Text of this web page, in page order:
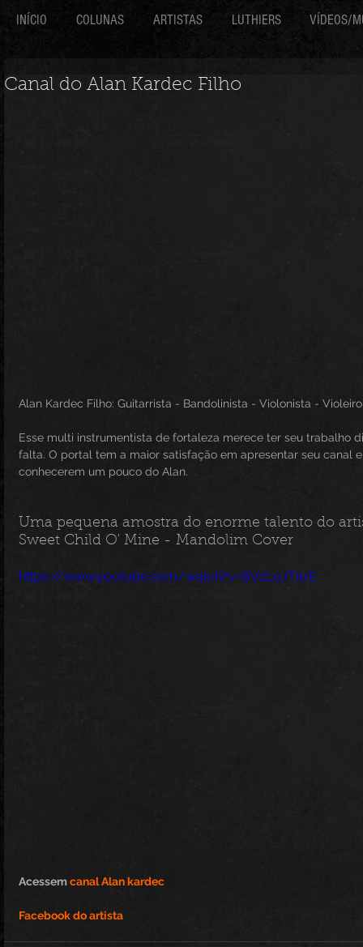
INÍCIO COLUNAS ARTISTAS LUTHIERS VÍDEOS/
Canal do Alan Kardec Filho
Alan Kardec Filho: Guitarrista - Bandolinista - Violonista -
Esse multi instrumentista de fortaleza merece ter seu trabalho
falta. O portal tem a maior satisfação em apresentar seu canal
conhecerem um pouco do Alan.
Uma pequena amostra do enorme talento do
Sweet Child O' Mine - Mandolim Cover
https://www.youtube.com/watch?v=BVzLoJTi1rE
Acessem canal Alan kardec
Facebook do artista